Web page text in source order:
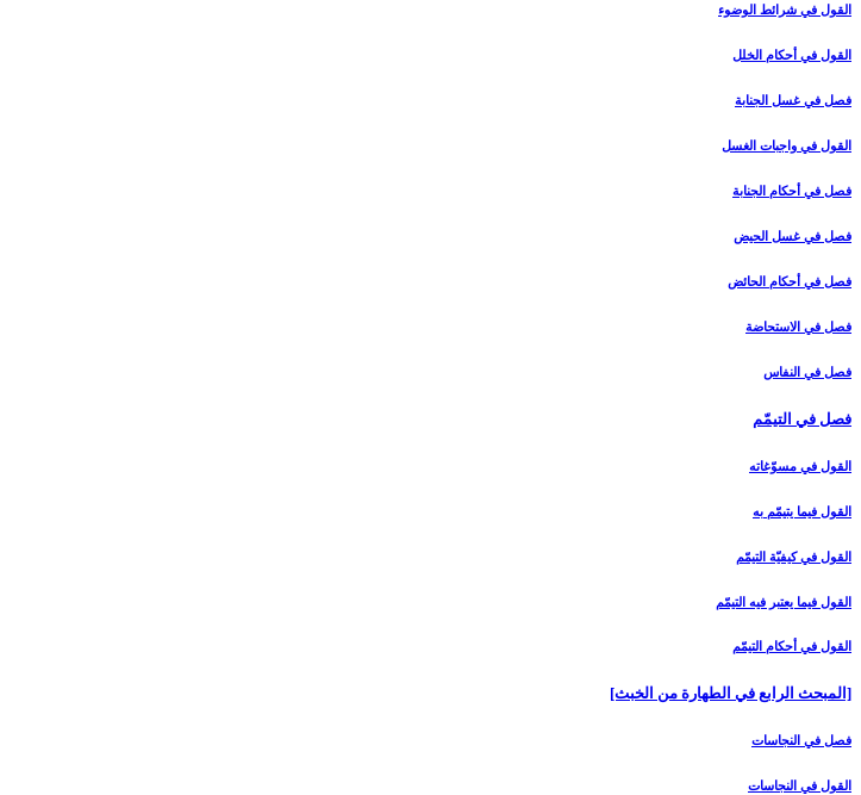
القول في شرائط الوضوء
القول في أحكام الخلل‏
فصل في غسل الجنابة
القول في واجبات الغسل‏
فصل في أحكام الجنابة
فصل في غسل الحيض‏
فصل في أحكام الحائض‏
فصل في الاستحاضة
فصل في النفاس‏
فصل في التيمّم‏
القول في مسوّغاته‏
القول فيما يتيمّم به‏
القول في كيفيّة التيمّم‏
القول فيما يعتبر فيه التيمّم‏
القول في أحكام التيمّم‏
[المبحث الرابع في الطهارة من الخبث‏]
فصل في النجاسات‏
القول في النجاسات‏